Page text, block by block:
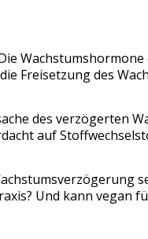
Freisetzung des
des verzögerten
auf
Und kann vegan